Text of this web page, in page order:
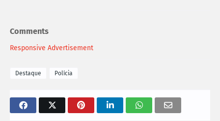
Comments
Responsive Advertisement
Destaque Polícia